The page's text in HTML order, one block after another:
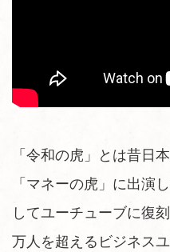
「令和の虎」とは昔日
「マネーの虎」に出演
してユーチューブに復
万人を超えるビジネス